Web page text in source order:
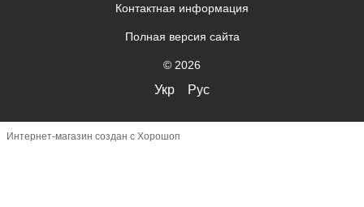
Контактная информация
Полная версия сайта
© 2026
Укр Рус
Интернет-магазин создан с Хорошоп